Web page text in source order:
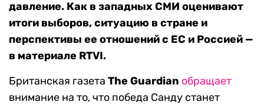
давление. Как в западных СМИ оценивают
итоги выборов, ситуацию в стране и
перспективы ее отношений с ЕС и Россией —
в материале RTVI.
Британская газета The Guardian обращает
внимание на то, что победа Санду станет